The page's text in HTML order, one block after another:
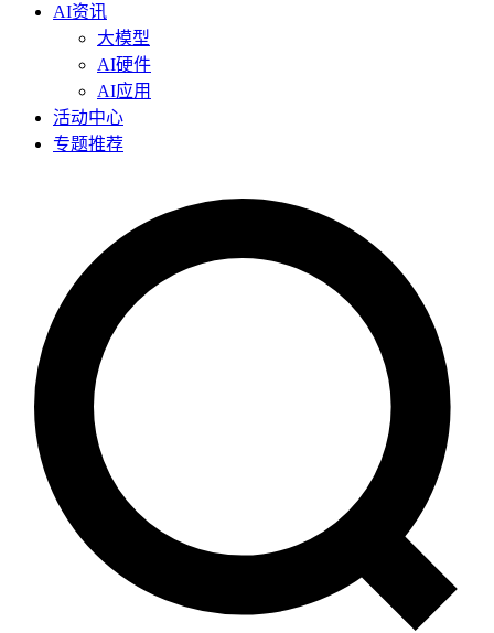
AI资讯
大模型
AI硬件
AI应用
活动中心
专题推荐